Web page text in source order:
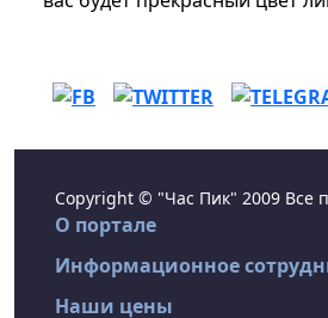
Copyright © "Час Пик" 2009 Все
О портале
Информационное
Наши цены